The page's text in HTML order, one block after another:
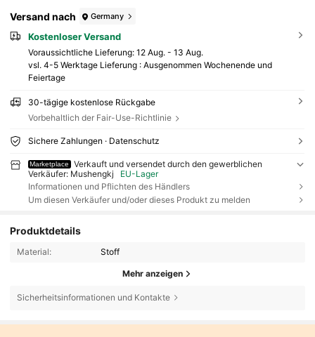
Versand nach Germany
Kostenloser Versand
Voraussichtliche Lieferung: 12 Aug. - 13 Aug.
vsl. 4-5 Werktage Lieferung : Ausgenommen Wochenende und
Feiertage
30-tägige kostenlose Rückgabe
Vorbehaltlich der Fair-Use-Richtlinie
Sichere Zahlungen · Datenschutz
Marketplace
Verkauft und versendet durch den gewerblichen
Verkäufer: Mushengkj
EU-Lager
Informationen und Pflichten des Händlers
Um diesen Verkäufer und/oder dieses Produkt zu melden
Produktdetails
Material: Stoff
Mehr anzeigen
Sicherheitsinformationen und Kontakte